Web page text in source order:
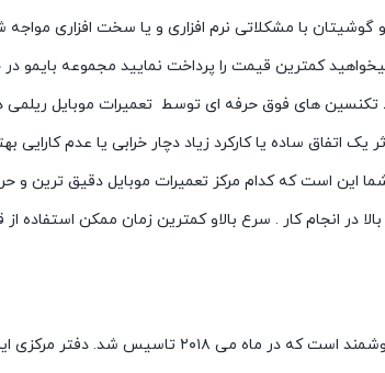
با مشکلاتی نرم افزاری و یا سخت افزاری مواجه
کمترین قیمت را پرداخت نمایید مجموعه بایمو
یک اتفاق ساده یا کارکرد زیاد دچار خرابی یا عدم
این است که کدام مرکز تعمیرات موبایل دقیق ترین و
در انجام کار . سرع بالاو کمترین زمان ممکن
یک برند چینی تولید‌کننده گوشی‌های هوشمند است